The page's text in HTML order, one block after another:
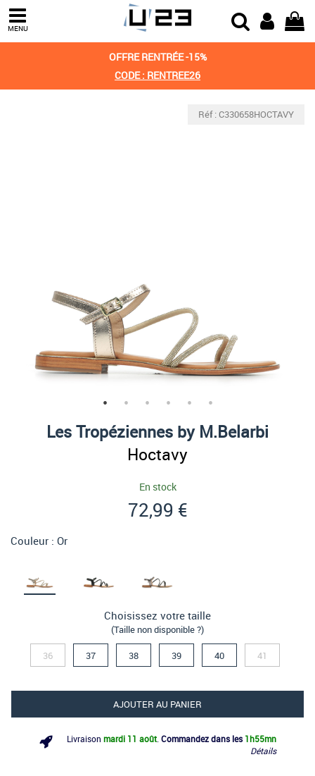
MENU
OFFRE RENTRÉE -15%
CODE : RENTREE26
Réf : C330658HOCTAVY
Les Tropéziennes by M.Belarbi
Hoctavy
En stock
72,99 €
Couleur : Or
Choisissez votre taille
(Taille non disponible ?)
36 37 38 39 40 41
AJOUTER AU PANIER
Livraison mardi 11 août. Commandez dans les 1h55mn
Détails